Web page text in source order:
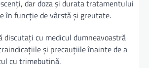
dar doza și durata tratamentului
în funcție de vârstă și greutate.
discutați cu medicul dumneavoastră
și precauțiile înainte de a
cu trimebutină.